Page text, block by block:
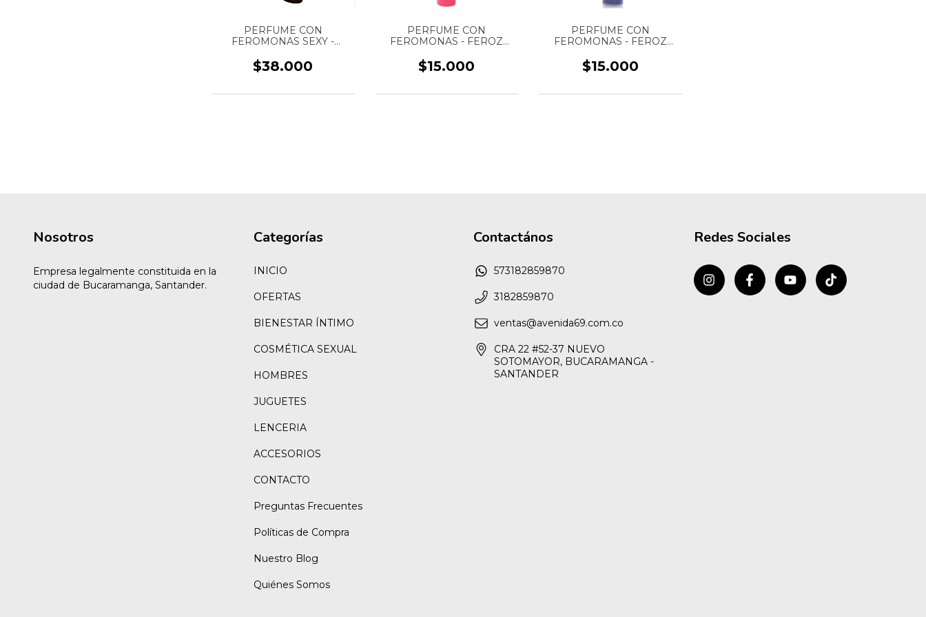
PERFUME CON
FEROMONAS SEXY -
CÁLIDA Y DULCE - ROLL
ON - MARCA SEN INTIMO -
$38.000
PERFUME CON
FEROMONAS - FEROZ
MARCA FLAVOR SEX - 7
ML
$15.000
PERFUME CON
FEROMONAS - FEROZ
FLAVOR SEX - 7 ML
$15.000
Nosotros
Empresa legalmente constituida en la
ciudad de Bucaramanga, Santander.
Categorías
INICIO
OFERTAS
BIENESTAR ÍNTIMO
COSMÉTICA SEXUAL
HOMBRES
JUGUETES
LENCERIA
ACCESORIOS
CONTACTO
Preguntas Frecuentes
Políticas de Compra
Nuestro Blog
Quiénes Somos
Contactános
573182859870
3182859870
ventas@avenida69.com.co
CRA 22 #52-37 NUEVO
SOTOMAYOR, BUCARAMANGA -
SANTANDER
Redes Sociales